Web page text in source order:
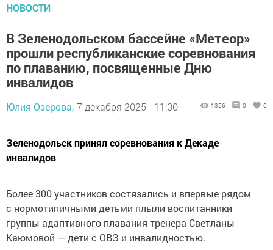
НОВОСТИ
В Зеленодольском бассейне «Метеор»
прошли республиканские соревнования
по плаванию, посвященные Дню
инвалидов
Юлия Озерова, 7 декабря 2025 - 11:00 1356 0 0
Зеленодольск принял соревнования к Декаде
инвалидов
Более 300 участников состязались и впервые рядом
с нормотипичными детьми плыли воспитанники
группы адаптивного плавания тренера Светланы
Каюмовой — дети с ОВЗ и инвалидностью.